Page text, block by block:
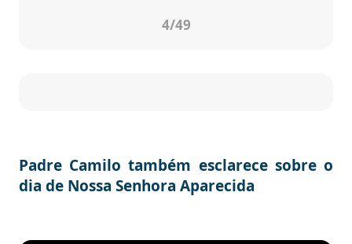
5/49
Padre Camilo também esclarece sobre o
dia de Nossa Senhora Aparecida